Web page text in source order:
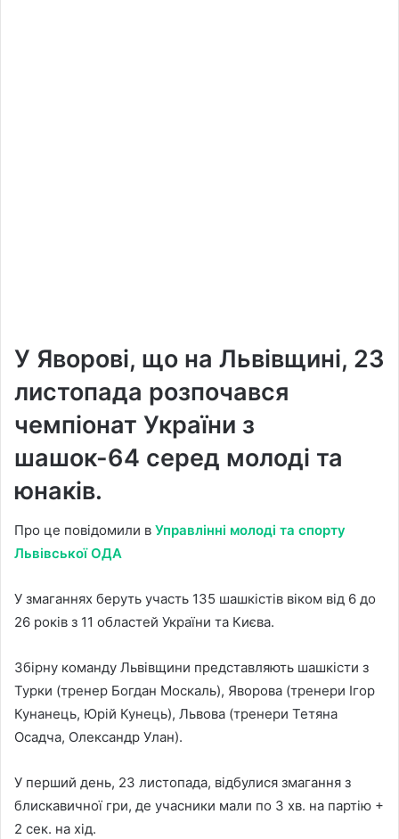
У Яворові, що на Львівщині, 23
листопада розпочався
чемпіонат України з
шашок-64 серед молоді та
юнаків.
Про це повідомили в Управлінні молоді та спорту
Львівської ОДА
У змаганнях беруть участь 135 шашкістів віком від 6 до
26 років з 11 областей України та Києва.
Збірну команду Львівщини представляють шашкісти з
Турки (тренер Богдан Москаль), Яворова (тренери Ігор
Кунанець, Юрій Кунець), Львова (тренери Тетяна
Осадча, Олександр Улан).
У перший день, 23 листопада, відбулися змагання з
блискавичної гри, де учасники мали по 3 хв. на партію +
2 сек. на хід.